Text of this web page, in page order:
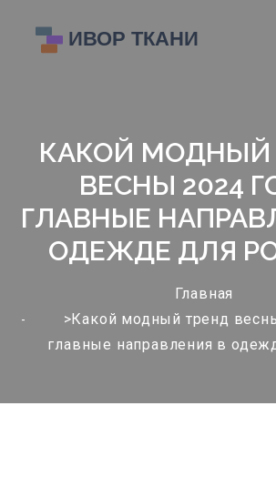
КАКОЙ МОДНЫЙ
ВЕСНЫ 2024
ГЛАВНЫЕ
ОДЕЖДЕ ДЛЯ
Главная
>Какой модный тренд
главные направления в